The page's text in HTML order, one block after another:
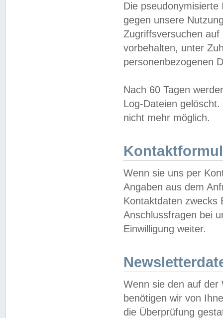
Die
gegen unsere
Zugriffsversuchen
vorbehalten, unter
personenbezogenen
Nach 60 Tagen
Log-Dateien
nicht mehr möglich.
Wenn sie uns per
Angaben aus dem
Kontaktdaten zwecks
Anschlussfragen bei
Einwilligung weiter.
Wenn sie den auf der
benötigen wir von
die Überprüfung